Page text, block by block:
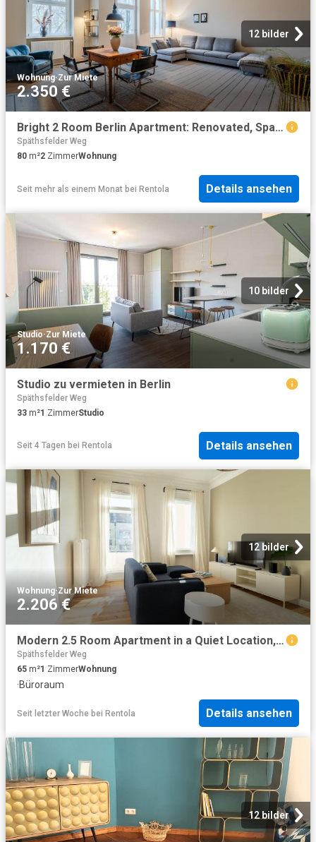
12 bilder
Wohnung·Zur Miete
2.350 €
Bright 2 Room Berlin Apartment: Renovated, Spacious, with Balcony & Prime Location INSIDE THE RING BERLIN
Späthsfelder Weg
80 m²2 ZimmerWohnung
Seit mehr als einem Monat bei Rentola Details ansehen
10 bilder
Studio·Zur Miete
1.170 €
Studio zu vermieten in Berlin
Späthsfelder Weg
33 m²1 ZimmerStudio
Seit 4 Tagen bei Rentola Details ansehen
12 bilder
Wohnung·Zur Miete
2.206 €
Modern 2.5 Room Apartment in a Quiet Location, Berlin Amsterdam Apartments for Rent
Späthsfelder Weg
65 m²1 ZimmerWohnung
·Büroraum
Seit letzter Woche bei Rentola Details ansehen
12 bilder